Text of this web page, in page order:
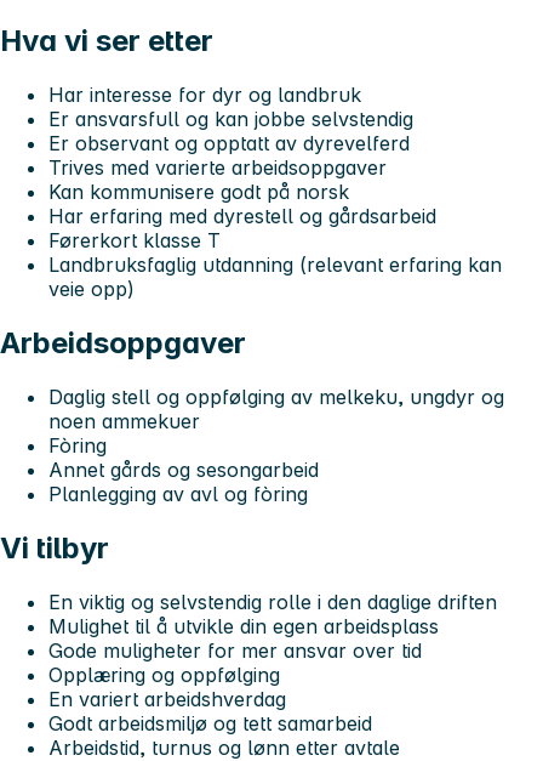
Hva vi ser etter
Har interesse for dyr og landbruk
Er ansvarsfull og kan jobbe selvstendig
Er observant og opptatt av dyrevelferd
Trives med varierte arbeidsoppgaver
Kan kommunisere godt på norsk
Har erfaring med dyrestell og gårdsarbeid
Førerkort klasse T
Landbruksfaglig utdanning (relevant erfaring kan
veie opp)
Arbeidsoppgaver
Daglig stell og oppfølging av melkeku, ungdyr og
noen ammekuer
Fòring
Annet gårds og sesongarbeid
Planlegging av avl og fòring
Vi tilbyr
En viktig og selvstendig rolle i den daglige driften
Mulighet til å utvikle din egen arbeidsplass
Gode muligheter for mer ansvar over tid
Opplæring og oppfølging
En variert arbeidshverdag
Godt arbeidsmiljø og tett samarbeid
Arbeidstid, turnus og lønn etter avtale